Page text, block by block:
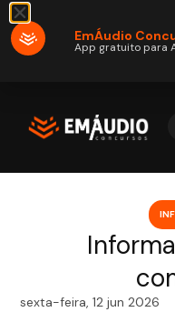
sexta-feira, 12 jun 2026
EmÁudio
App gratuito para